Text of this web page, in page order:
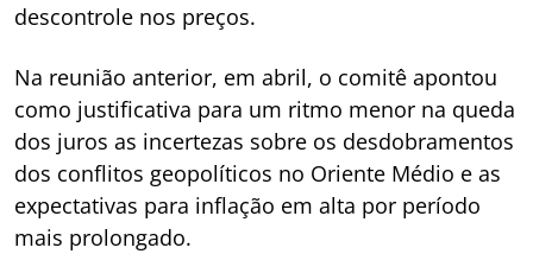
descontrole nos preços.
Na reunião anterior, em abril, o comitê apontou
como justificativa para um ritmo menor na queda
dos juros as incertezas sobre os desdobramentos
dos conflitos geopolíticos no Oriente Médio e as
expectativas para inflação em alta por período
mais prolongado.